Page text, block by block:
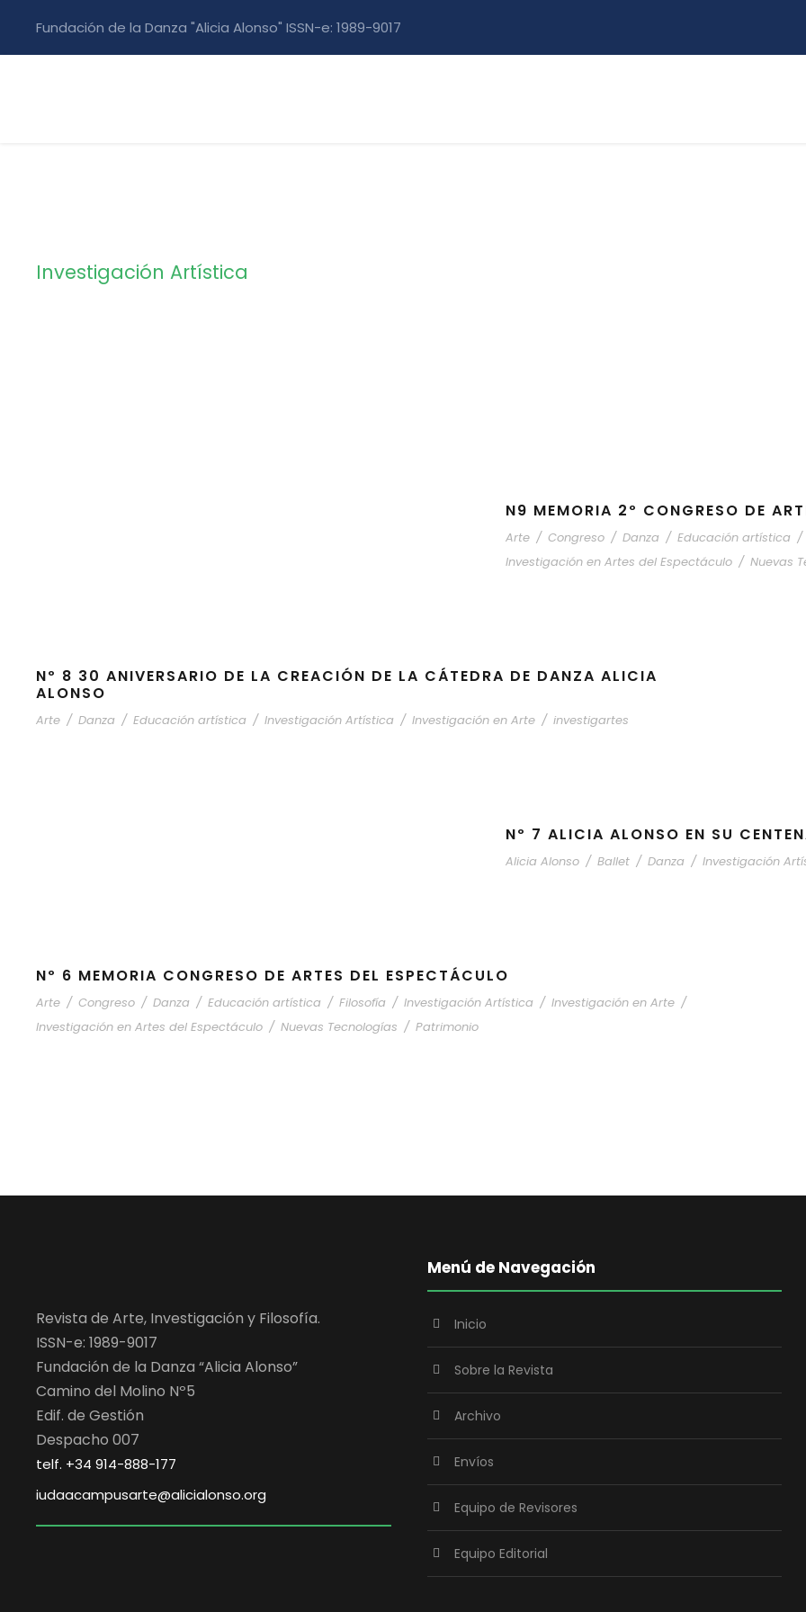
Fundación de la Danza "Alicia Alonso" ISSN-e: 1989-9017
Investigación Artística
N9 MEMORIA 2º CONGRESO DE
Arte / Congreso / Danza / Educación artística /
Investigación en Artes del Espectáculo / Nuevas
Nº 8 30 ANIVERSARIO DE LA CREACIÓN DE LA CÁTEDRA DE DANZA ALICIA
ALONSO
Arte / Danza / Educación artística / Investigación Artística / Investigación en Arte / investigartes
Nº 7 ALICIA ALONSO EN SU
Alicia Alonso / Ballet / Danza / Investigación
Nº 6 MEMORIA CONGRESO DE ARTES DEL ESPECTÁCULO
Arte / Congreso / Danza / Educación artística / Filosofía / Investigación Artística / Investigación en Arte /
Investigación en Artes del Espectáculo / Nuevas Tecnologías / Patrimonio
Revista de Arte, Investigación y Filosofía.
ISSN-e: 1989-9017
Fundación de la Danza “Alicia Alonso”
Camino del Molino Nº5
Edif. de Gestión
Despacho 007
telf. +34 914-888-177
iudaacampusarte@alicialonso.org
Menú de Navegación
Inicio
Sobre la Revista
Archivo
Envíos
Equipo de Revisores
Equipo Editorial